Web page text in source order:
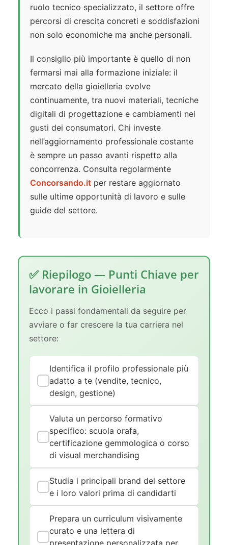
ruolo tecnico specializzato, il settore offre
percorsi di crescita concreti e soddisfazioni
non solo economiche ma anche personali.
Il consiglio più importante è quello di non
fermarsi mai alla formazione iniziale: il
mercato della gioielleria evolve
continuamente, tra nuovi materiali, tecniche
digitali di progettazione e cambiamenti nei
gusti dei consumatori. Chi investe
nell’aggiornamento professionale costante
è sempre un passo avanti rispetto alla
concorrenza. Consulta regolarmente
Concorsando.it per restare aggiornato
sulle ultime opportunità di lavoro e sulle
guide del settore.
✅ Riepilogo — Punti Chiave per
lavorare in Gioielleria
Ecco i passi fondamentali da seguire per
avviare o far crescere la tua carriera nel
settore:
Identifica il profilo professionale più
adatto a te (vendite, tecnico,
design, gestione)
Valuta un percorso formativo
specifico: scuola orafa,
certificazione gemmologica o corso
di visual merchandising
Studia i principali brand del settore
e i loro valori prima di candidarti
Prepara un curriculum visivamente
curato e una lettera di